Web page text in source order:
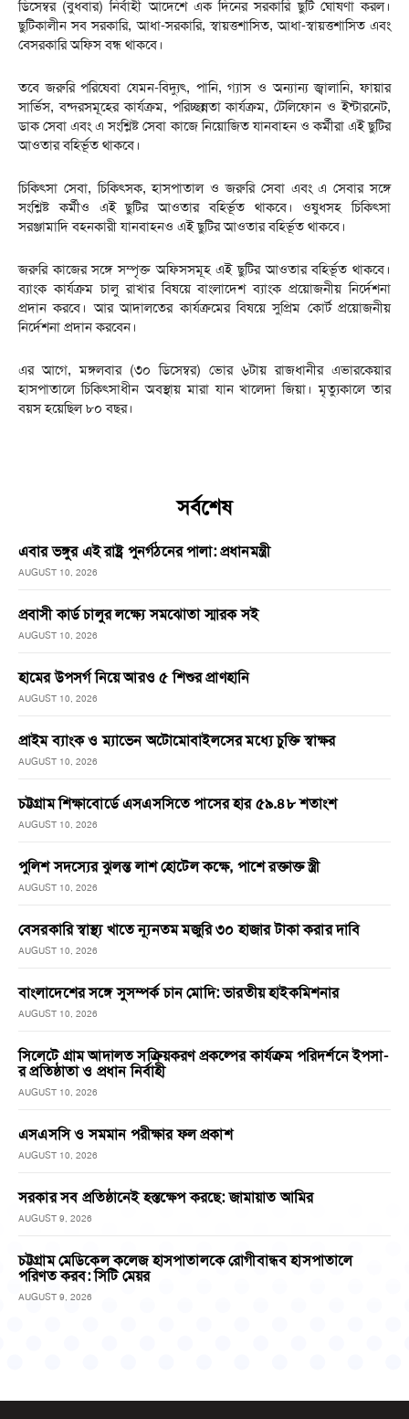
ডিসেম্বর (বুধবার) নির্বাহী আদেশে এক দিনের সরকারি ছুটি ঘোষণা করল।
ছুটিকালীন সব সরকারি, আধা-সরকারি, স্বায়ত্তশাসিত, আধা-স্বায়ত্তশাসিত এবং
বেসরকারি অফিস বন্ধ থাকবে।
তবে জরুরি পরিষেবা যেমন-বিদ্যুৎ, পানি, গ্যাস ও অন্যান্য জ্বালানি, ফায়ার
সার্ভিস, বন্দরসমূহের কার্যক্রম, পরিচ্ছন্নতা কার্যক্রম, টেলিফোন ও ইন্টারনেট,
ডাক সেবা এবং এ সংশ্লিষ্ট সেবা কাজে নিয়োজিত যানবাহন ও কর্মীরা এই ছুটির
আওতার বহির্ভূত থাকবে।
চিকিৎসা সেবা, চিকিৎসক, হাসপাতাল ও জরুরি সেবা এবং এ সেবার সঙ্গে
সংশ্লিষ্ট কর্মীও এই ছুটির আওতার বহির্ভূত থাকবে। ওষুধসহ চিকিৎসা
সরঞ্জামাদি বহনকারী যানবাহনও এই ছুটির আওতার বহির্ভূত থাকবে।
জরুরি কাজের সঙ্গে সম্পৃক্ত অফিসসমূহ এই ছুটির আওতার বহির্ভূত থাকবে।
ব্যাংক কার্যক্রম চালু রাখার বিষয়ে বাংলাদেশ ব্যাংক প্রয়োজনীয় নির্দেশনা
প্রদান করবে। আর আদালতের কার্যক্রমের বিষয়ে সুপ্রিম কোর্ট প্রয়োজনীয়
নির্দেশনা প্রদান করবেন।
এর আগে, মঙ্গলবার (৩০ ডিসেম্বর) ভোর ৬টায় রাজধানীর এভারকেয়ার
হাসপাতালে চিকিৎসাধীন অবস্থায় মারা যান খালেদা জিয়া। মৃত্যুকালে তার
বয়স হয়েছিল ৮০ বছর।
সর্বশেষ
এবার ভঙ্গুর এই রাষ্ট্র পুনর্গঠনের পালা: প্রধানমন্ত্রী
AUGUST 10, 2026
প্রবাসী কার্ড চালুর লক্ষ্যে সমঝোতা স্মারক সই
AUGUST 10, 2026
হামের উপসর্গ নিয়ে আরও ৫ শিশুর প্রাণহানি
AUGUST 10, 2026
প্রাইম ব্যাংক ও ম্যাভেন অটোমোবাইলসের মধ্যে চুক্তি স্বাক্ষর
AUGUST 10, 2026
চট্টগ্রাম শিক্ষাবোর্ডে এসএসসিতে পাসের হার ৫৯.৪৮ শতাংশ
AUGUST 10, 2026
পুলিশ সদস্যের ঝুলন্ত লাশ হোটেল কক্ষে, পাশে রক্তাক্ত স্ত্রী
AUGUST 10, 2026
বেসরকারি স্বাস্থ্য খাতে ন্যূনতম মজুরি ৩০ হাজার টাকা করার দাবি
AUGUST 10, 2026
বাংলাদেশের সঙ্গে সুসম্পর্ক চান মোদি: ভারতীয় হাইকমিশনার
AUGUST 10, 2026
সিলেটে গ্রাম আদালত সক্রিয়করণ প্রকল্পের কার্যক্রম পরিদর্শনে ইপসা-
র প্রতিষ্ঠাতা ও প্রধান নির্বাহী
AUGUST 10, 2026
এসএসসি ও সমমান পরীক্ষার ফল প্রকাশ
AUGUST 10, 2026
সরকার সব প্রতিষ্ঠানেই হস্তক্ষেপ করছে: জামায়াত আমির
AUGUST 9, 2026
চট্টগ্রাম মেডিকেল কলেজ হাসপাতালকে রোগীবান্ধব হাসপাতালে
পরিণত করব: সিটি মেয়র
AUGUST 9, 2026